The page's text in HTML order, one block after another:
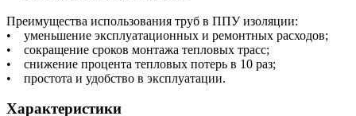
Преимущества использования труб в ППУ изоляции:
• уменьшение эксплуатационных и ремонтных расходов;
• сокращение сроков монтажа тепловых трасс;
• снижение процента тепловых потерь в 10 раз;
• простота и удобство в эксплуатации.
Характеристики